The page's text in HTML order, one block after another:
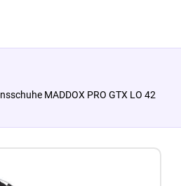
MADDOX PRO GTX LO 42